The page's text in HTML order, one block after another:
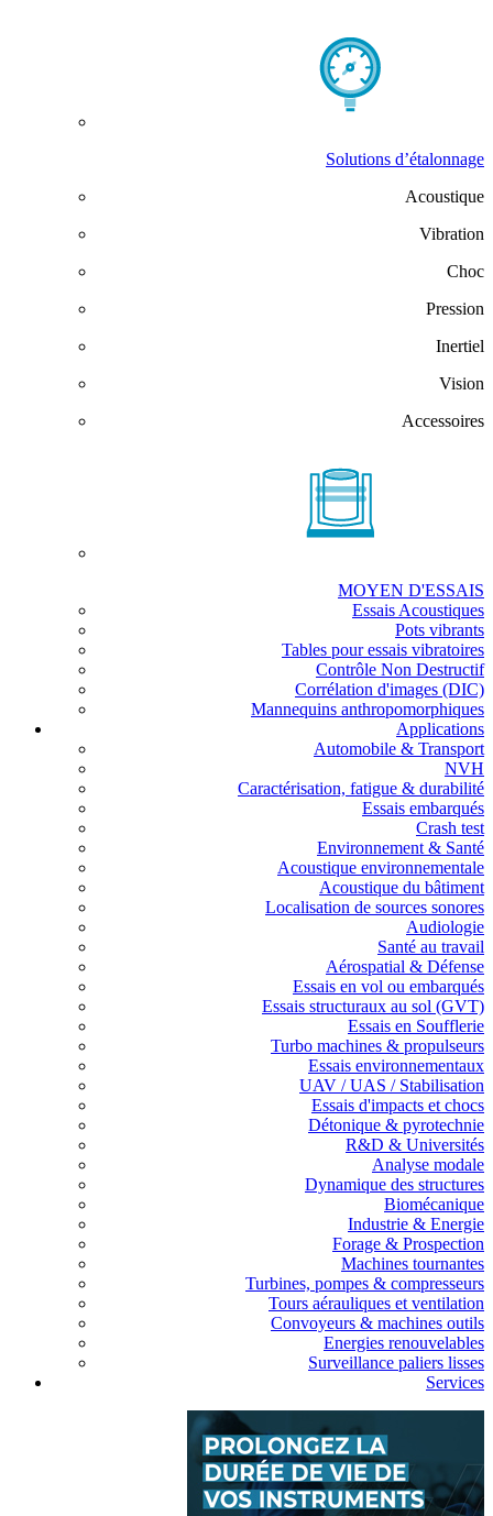
Solutions d’étalonnage
Acoustique
Vibration
Choc
Pression
Inertiel
Vision
Accessoires
MOYEN D'ESSAIS
Essais Acoustiques
Pots vibrants
Tables pour essais vibratoires
Contrôle Non Destructif
Corrélation d'images (DIC)
Mannequins anthropomorphiques
Applications
Automobile & Transport
NVH
Caractérisation, fatigue & durabilité
Essais embarqués
Crash test
Environnement & Santé
Acoustique environnementale
Acoustique du bâtiment
Localisation de sources sonores
Audiologie
Santé au travail
Aérospatial & Défense
Essais en vol ou embarqués
Essais structuraux au sol (GVT)
Essais en Soufflerie
Turbo machines & propulseurs
Essais environnementaux
UAV / UAS / Stabilisation
Essais d'impacts et chocs
Détonique & pyrotechnie
R&D & Universités
Analyse modale
Dynamique des structures
Biomécanique
Industrie & Energie
Forage & Prospection
Machines tournantes
Turbines, pompes & compresseurs
Tours aérauliques et ventilation
Convoyeurs & machines outils
Energies renouvelables
Surveillance paliers lisses
Services